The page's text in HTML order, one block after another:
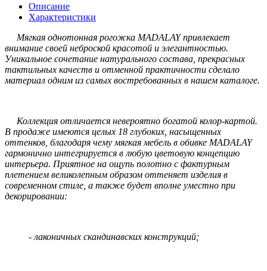
Описание
Характеристики
Мягкая однотонная рогожка MADALAY привлекает
внимание своей неброской красотой и элегантностью.
Уникальное сочетание натурального состава, прекрасных
тактильных качеств и отменной практичности сделало
материал одним из самых востребованных в нашем каталоге.
Коллекция отличается невероятно богатой колор-картой.
В продаже имеются целых 18 глубоких, насыщенных
оттенков, благодаря чему мягкая мебель в обивке MADALAY
гармонично интегрируется в любую цветовую концепцию
интерьера. Приятное на ощупь полотно с фактурным
плетением великолепным образом оттеняет изделия в
современном стиле, а также будет вполне уместно при
декорировании:
- лаконичных скандинавских конструкций;